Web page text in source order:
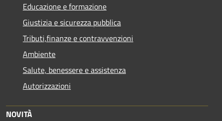
Educazione e formazione
Giustizia e sicurezza pubblica
Tributi,finanze e contravvenzioni
Ambiente
Salute, benessere e assistenza
Autorizzazioni
NOVITÀ